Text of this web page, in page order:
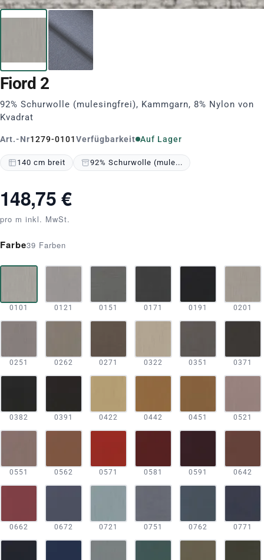
Fiord 2
92% Schurwolle (mulesingfrei), Kammgarn, 8% Nylon von
Kvadrat
Art.-Nr1279-0101Verfügbarkeit Auf Lager
140 cm breit 92% Schurwolle (mule...
148,75 €
pro m inkl. MwSt.
Farbe39 Farben
0101 0121 0151 0171 0191 0201
0251 0262 0271 0322 0351 0371
0382 0391 0422 0442 0451 0521
0551 0562 0571 0581 0591 0642
0662 0672 0721 0751 0762 0771